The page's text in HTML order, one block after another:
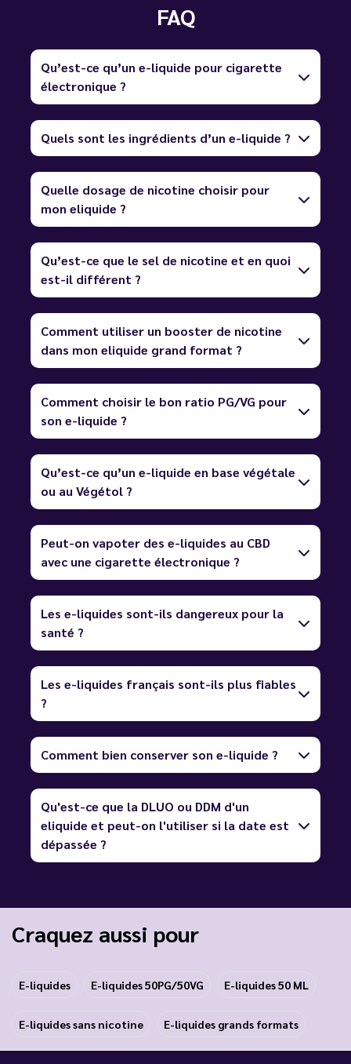
FAQ
Qu’est-ce qu’un e-liquide pour cigarette
électronique ?
Quels sont les ingrédients d’un e-liquide ?
Quelle dosage de nicotine choisir pour
mon eliquide ?
Qu’est-ce que le sel de nicotine et en quoi
est-il différent ?
Comment utiliser un booster de nicotine
dans mon eliquide grand format ?
Comment choisir le bon ratio PG/VG pour
son e-liquide ?
Qu’est-ce qu’un e-liquide en base végétale
ou au Végétol ?
Peut-on vapoter des e-liquides au CBD
avec une cigarette électronique ?
Les e-liquides sont-ils dangereux pour la
santé ?
Les e-liquides français sont-ils plus fiables
?
Comment bien conserver son e-liquide ?
Qu'est-ce que la DLUO ou DDM d'un
eliquide et peut-on l'utiliser si la date est
dépassée ?
Craquez aussi pour
E-liquides E-liquides 50PG/50VG E-liquides 50 ML
E-liquides sans nicotine E-liquides grands formats